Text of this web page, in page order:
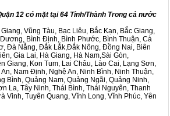
12 có mặt tại 64 Tỉnh/Thành Trong cả nước
Vũng Tàu, Bạc Liêu, Bắc Kạn, Bắc Giang,
Bình Định, Bình Phước, Bình Thuận, Cà
Đà Nẵng, Đắk Lắk,Đắk Nông, Đồng Nai, Biên
Gia Lai, Hà Giang, Hà Nam,Sài Gòn,
Giang, Kon Tum, Lai Châu, Lào Cai, Lạng Sơn,
Nam Định, Nghệ An, Ninh Bình, Ninh Thuận,
Bình, Quảng Nam, Quảng Ngãi, Quảng Ninh,
La, Tây Ninh, Thái Bình, Thái Nguyên, Thanh
Vinh, Tuyên Quang, Vĩnh Long, Vĩnh Phúc, Yên